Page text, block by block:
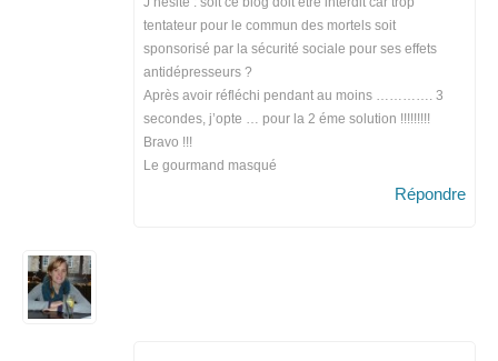
tentateur pour le commun des mortels soit
sponsorisé par la sécurité sociale pour ses effets
antidépresseurs ?
Après avoir réfléchi pendant au moins …………. 3
secondes, j’opte … pour la 2 éme solution !!!!!!!!!
Bravo !!!
Le gourmand masqué
Répondre